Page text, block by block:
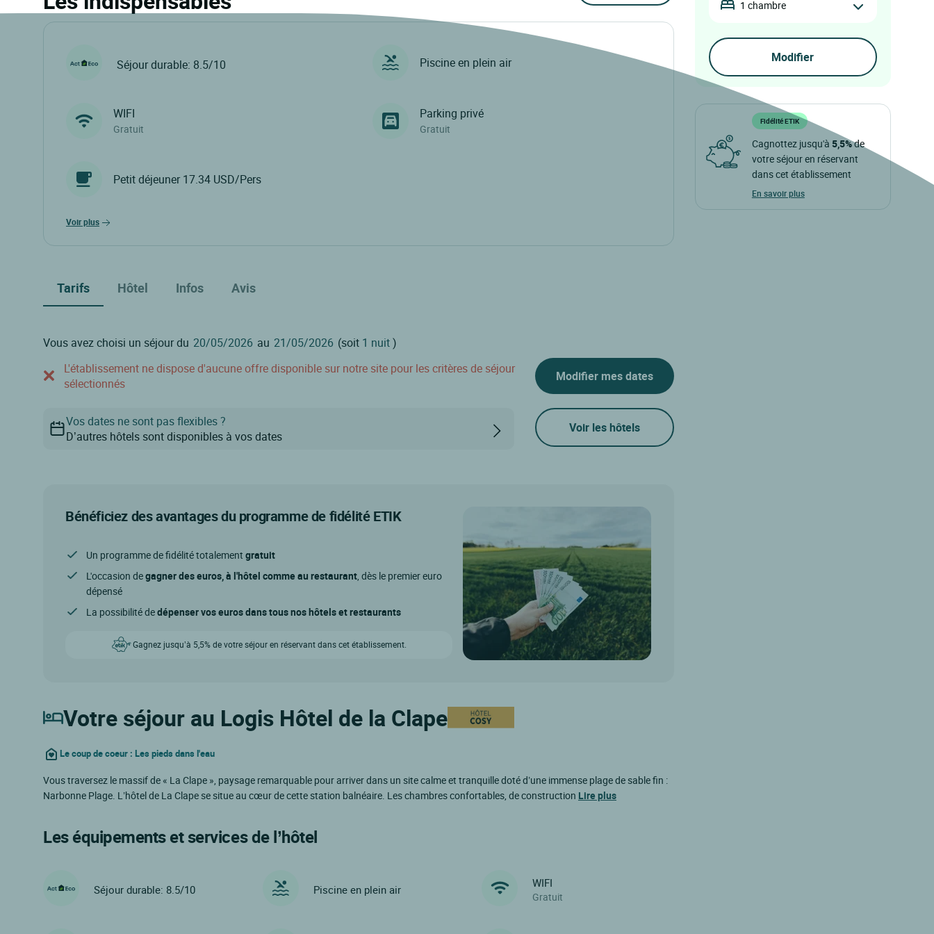
Séjour durable: 8.5/10 Piscine en plein air
WIFI
Gratuit
Parking privé
Gratuit
Petit déjeuner 17.34 USD/Pers
voir plus
Tarifs Hôtel Infos Avis
Vous avez choisi un séjour du au (soit 1 nuit)
L'établissement ne dispose d'aucune offre disponible sur notre site pour les critères de séjour
sélectionnés
Modifier mes dates
Vos dates ne sont pas flexibles ?
D’autres hôtels sont disponibles à vos dates
Voir les hôtels
Bénéficiez des avantages du programme de fidélité ETIK
Un programme de fidélité totalement gratuit
L'occasion degagner des euros, à l'hôtel comme au restaurant, dès le premier euro
dépensé
La possibilité dedépenser vos euros dans tous nos hôtels et restaurants
Gagnez jusqu’à 5,5% de votre séjour en réservant dans cet établissement.
Votre séjour au Logis Hôtel de la Clape
Le coup de coeur : Les pieds dans l'eau
Vous traversez le massif de « La Clape », paysage remarquable pour arriver dans un site calme et tranquille doté d’une immense plage de sable fin :
Narbonne Plage. L’hôtel de La Clape se situe au cœur de cette station balnéaire. Les chambres confortables, de construction Lire plus
Les équipements et services de l’hôtel
Séjour durable: 8.5/10 Piscine en plein air WIFI
Gratuit
1 chambre
Fidélité ETIK
Cagnottez jusqu'à 5,5%de
votre séjour en réservant
dans cet établissement
En savoir plus